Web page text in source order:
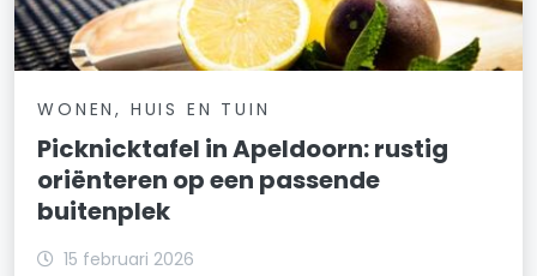
WONEN, HUIS EN TUIN
Picknicktafel in Apeldoorn: rustig
oriënteren op een passende
buitenplek
15 februari 2026